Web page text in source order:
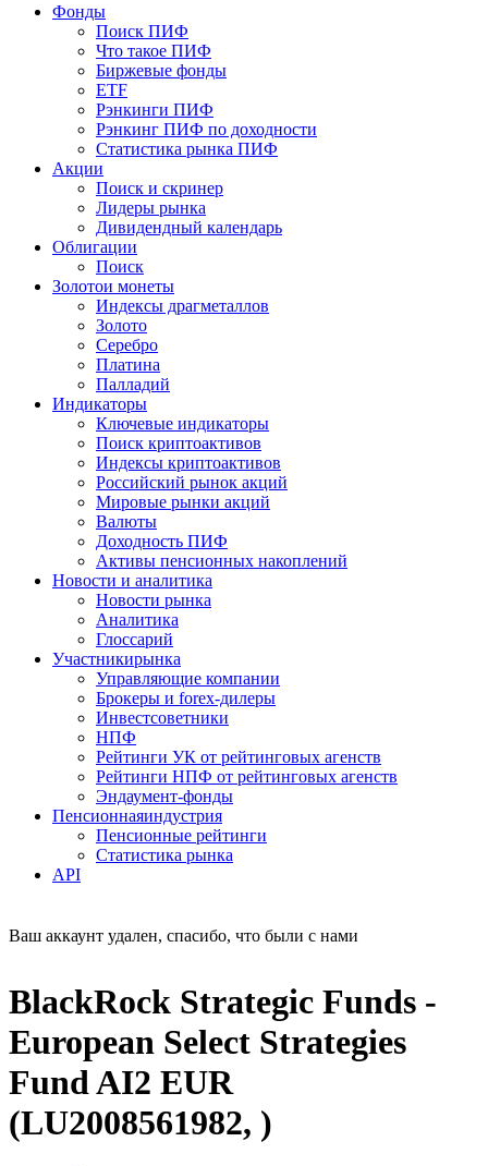
Фонды
Поиск ПИФ
Что такое ПИФ
Биржевые фонды
ETF
Рэнкинги ПИФ
Рэнкинг ПИФ по доходности
Статистика рынка ПИФ
Акции
Поиск и скринер
Лидеры рынка
Дивидендный календарь
Облигации
Поиск
Золотои монеты
Индексы драгметаллов
Золото
Серебро
Платина
Палладий
Индикаторы
Ключевые индикаторы
Поиск криптоактивов
Индексы криптоактивов
Российский рынок акций
Мировые рынки акций
Валюты
Доходность ПИФ
Активы пенсионных накоплений
Новости и аналитика
Новости рынка
Аналитика
Глоссарий
Участникирынка
Управляющие компании
Брокеры и forex-дилеры
Инвестсоветники
НПФ
Рейтинги УК от рейтинговых агенств
Рейтинги НПФ от рейтинговых агенств
Эндаумент-фонды
Пенсионнаяиндустрия
Пенсионные рейтинги
Статистика рынка
API
Ваш аккаунт удален, спасибо, что были с нами
BlackRock Strategic Funds -
European Select Strategies
Fund AI2 EUR
(LU2008561982, )